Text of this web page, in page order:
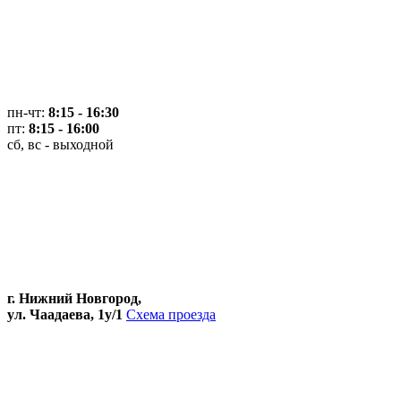
пн-чт: 8:15 - 16:30
пт: 8:15 - 16:00
сб, вс - выходной
г. Нижний Новгород,
ул. Чаадаева, 1у/1 Схема проезда